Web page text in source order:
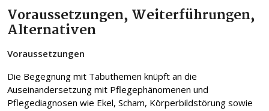
Voraussetzungen, Weiterführungen,
Alternativen
Voraussetzungen
Die Begegnung mit Tabuthemen knüpft an die
Auseinandersetzung mit Pflegephänomenen und
Pflegediagnosen wie Ekel, Scham, Körperbildstörung sowie